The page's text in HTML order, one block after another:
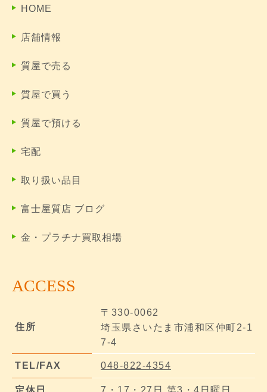
HOME
店舗情報
質屋で売る
質屋で買う
質屋で預ける
宅配
取り扱い品目
富士屋質店 ブログ
金・プラチナ買取相場
ACCESS
住所
〒330-0062
埼玉県さいたま市浦和区仲町2-1
7-4
TEL/FAX 048-822-4354